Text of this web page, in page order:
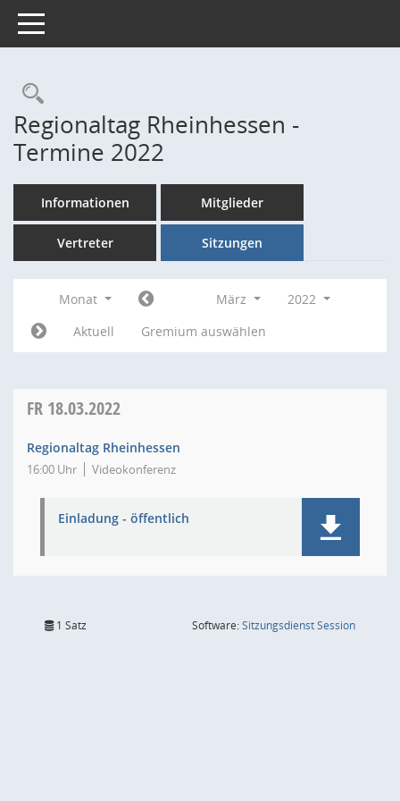
Toggle navigation
Rechercheauswahl
Regionaltag Rheinhessen -
Termine 2022
Informationen Mitglieder
Vertreter Sitzungen
Monat März
2022
Aktuell
Gremium auswählen
FR 18.03.2022
Regionaltag Rheinhessen
16:00 Uhr Videokonferenz
Einladung - öffentlich
1 Satz Software:SitzungsdienstSession(Wird in